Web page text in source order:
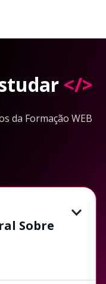
</>
da Formação WEB
Sobre